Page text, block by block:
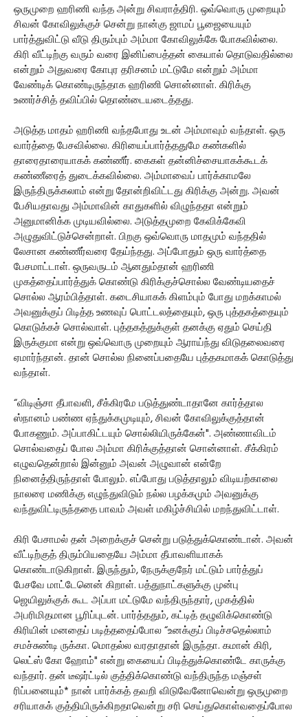
ஒருமுறை ஹரிணி வந்த அன்று சிவராத்திரி. ஒவ்வொரு முறையும்
சிவன் கோவிலுக்குச் சென்று நான்கு ஜாமப் பூஜையையும்
பார்த்துவிட்டு வீடு திரும்பும் அம்மா கோவிலுக்கே போகவில்லை.
கிரி வீட்டிற்கு வரும் வரை இனிப்பைத்தன் கையால் தொடுவதில்லை
என்றும் அதுவரை கோபுர தரிசனம் மட்டுமே என்றும் அம்மா
வேண்டிக் கொண்டிருந்தாக ஹரிணி சொன்னாள். கிரிக்கு
உணர்ச்சித் தவிப்பில் தொண்டையடைத்தது.
அடுத்த மாதம் ஹரிணி வந்தபோது உடன் அம்மாவும் வந்தாள். ஒரு
வார்த்தை பேசவில்லை. கிரியைப்பார்த்ததுமே கண்களில்
தாரைதாரையாகக் கண்ணீர். கைகள் தன்னிச்சையாகக்கூடக்
கண்ணீரைத் துடைக்கவில்லை. அம்மாவைப் பார்க்காமலே
இருந்திருக்கலாம் என்று தோன்றிவிட்டது கிரிக்கு அன்று. அவன்
பேசியதாவது அம்மாவின் காதுகளில் விழுந்ததா என்றும்
அனுமானிக்க முடியவில்லை. அடுத்தமுறை கேவிக்கேவி
அழுதுவிட்டுச்சென்றாள். பிறகு ஒவ்வொரு மாதமும் வந்ததில்
லேசான கண்ணீர்வரை தேய்ந்தது. அப்போதும் ஒரு வார்த்தை
பேசமாட்டாள். ஒருவருடம் ஆனதும்தான் ஹரிணி
முகத்தைப்பார்த்துக் கொண்டு கிரிக்குச்சொல்ல வேண்டியதைச்
சொல்ல ஆரம்பித்தாள். கடைசியாகக் கிளம்பும் போது மறக்காமல்
அவனுக்குப் பிடித்த உணவுப் பொட்டலத்தையும், ஒரு புத்தகத்தையும்
கொடுக்கச் சொல்வாள். புத்தகத்துக்குள் தனக்கு ஏதும் செய்தி
இருக்குமா என்று ஒவ்வொரு முறையும் ஆராய்ந்து விடுதலைவரை
ஏமார்ந்தான். தான் சொல்ல நினைப்பதையே புத்தகமாகக் கொடுத்து
வந்தாள்.
“விடிஞ்சா தீபாவளி, சீக்கிரமே படுத்துண்டாதானே கார்த்தால
ஸ்நானம் பண்ண ஏந்துக்கமுடியும், சிவன் கோவிலுக்குத்தான்
போகணும். அப்பாகிட்டயும் சொல்லியிருக்கேன்". அண்ணாவிடம்
சொல்வதைப் போல அம்மா கிரிக்குத்தான் சொன்னாள். சீக்கிரம்
எழுவதென்றால் இன்னும் அவன் அழுவான் என்றே
நினைத்திருந்தாள் போலும். எப்போது படுத்தாலும் விடியற்காலை
நாலரை மணிக்கு எழுந்துவிடும் நல்ல பழக்கமும் அவனுக்கு
வந்துவிட்டிருந்ததை பாவம் அவள் மகிழ்ச்சியில் மறந்துவிட்டாள்.
கிரி பேசாமல் தன் அறைக்குச் சென்று படுத்துக்கொண்டான். அவன்
வீட்டிற்குத் திரும்பியதையே அம்மா தீபாவளியாகக்
கொண்டாடுகிறாள். இருந்தும், நேருக்குநேர் மட்டும் பார்த்துப்
பேசவே மாட்டேனென் கிறாள். பத்துநாட்களுக்கு முன்பு
ஜெயிலுக்குக் கூட அப்பா மட்டுமே வந்திருந்தார், முகத்தில்
அபரிமிதமான பூரிப்புடன். பார்த்ததும், கட்டித் தழுவிக்கொண்டு
கிரியின் மனதைப் படித்ததைப்போல “உனக்குப் பிடிச்சதெல்லாம்
சமச்சுண்டி ருக்கா. மொதல்ல வரதாதான் இருந்தா. கமான் கிரி,
லெட்ஸ் கோ ஹோம்" என்று கையைப் பிடித்துக்கொண்டே காருக்கு
வந்தார். தன் டீஷர்ட்டில் குத்திக்கொண்டு வந்திருந்த மஞ்சள்
ரிப்பனையும்* நான் பார்க்கத் தவறி விடுவேனோவென்று ஒருமுறை
சரியாகக் குத்தியிருக்கிறதாவென்று சரி செய்துகொள்வதைப்போல